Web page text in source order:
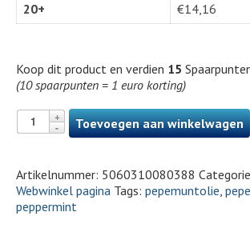
20+
€14,16
Koop dit product en verdien 15
(10 spaarpunten = 1 euro korting)
Toevoegen aan winkelwagen
Artikelnummer: 5060310080388
Webwinkel pagina Tags: pepemuntolie,
peppermint